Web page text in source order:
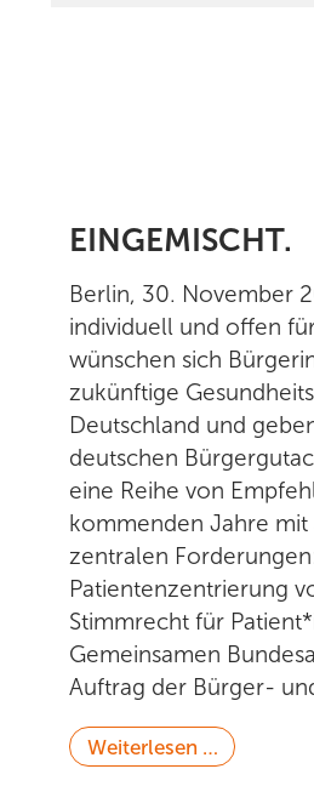
EINGEMISCHT.
Berlin, 30. November
individuell und offen
wünschen sich
zukünftige
Deutschland und
deutschen
eine Reihe von
kommenden Jahre mit
zentralen
Patientenzentrierung
Stimmrecht für
Gemeinsamen
Auftrag der Bürger-
Weiterlesen …